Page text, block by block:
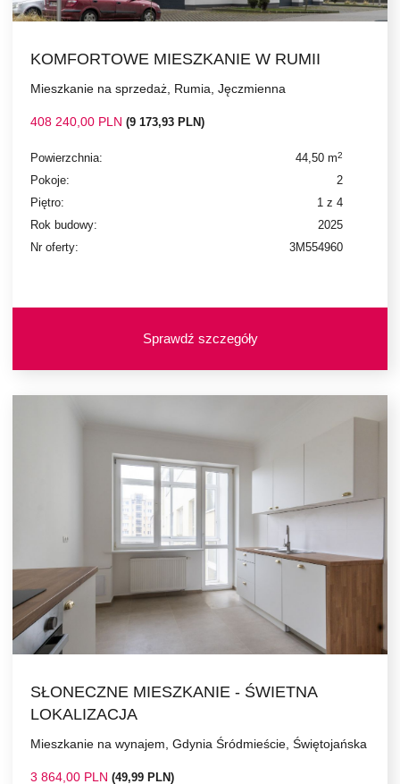
KOMFORTOWE MIESZKANIE W RUMII
Mieszkanie na sprzedaż, Rumia, Jęczmienna
408 240,00 PLN (9 173,93 PLN)
Powierzchnia: 44,50 m2
Pokoje:
2
Piętro:
1 z 4
Rok budowy:
2025
Nr oferty:
3M554960
Sprawdź szczegóły
SŁONECZNE MIESZKANIE - ŚWIETNA
LOKALIZACJA
Mieszkanie na wynajem, Gdynia Śródmieście, Świętojańska
3 864,00 PLN (49,99 PLN)